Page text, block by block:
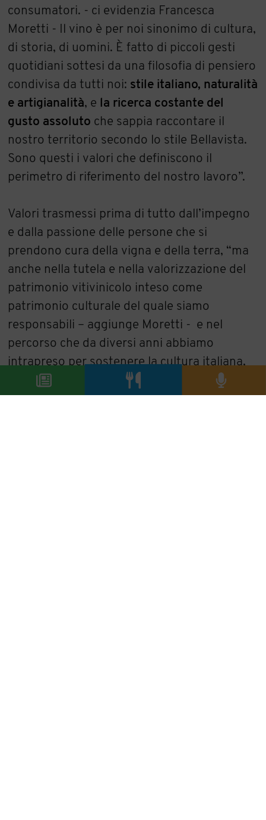
consumatori. - ci evidenzia Francesca
Moretti - Il vino è per noi sinonimo di cultura,
di storia, di uomini. È fatto di piccoli gesti
quotidiani sottesi da una filosofia di pensiero
condivisa da tutti noi: stile italiano, naturalità
e artigianalità, e la ricerca costante del
gusto assoluto che sappia raccontare il
nostro territorio secondo lo stile Bellavista.
Sono questi i valori che definiscono il
perimetro di riferimento del nostro lavoro”.
Valori trasmessi prima di tutto dall’impegno
e dalla passione delle persone che si
prendono cura della vigna e della terra, “ma
anche nella tutela e nella valorizzazione del
patrimonio vitivinicolo inteso come
patrimonio culturale del quale siamo
responsabili – aggiunge Moretti - e nel
percorso che da diversi anni abbiamo
intrapreso per sostenere la cultura italiana,
ad esempio attraverso la
partnership con il
Teatro alla Scala. Il mondo del vino è ricco di